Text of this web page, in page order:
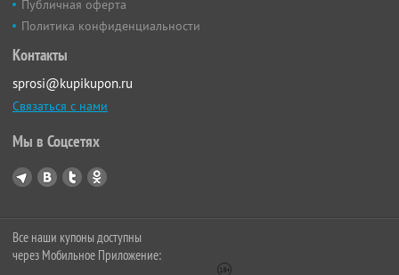
Публичная оферта
Политика конфиденциальности
Контакты
sprosi@kupikupon.ru
Связаться с нами
Мы в Соцсетях
Все наши купоны доступны
через Мобильное Приложение: